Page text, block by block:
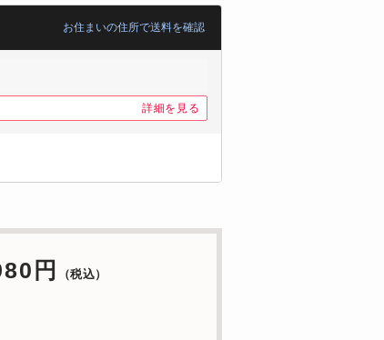
お住まいの住所で送料を確認
詳細を見る
円 （税込）